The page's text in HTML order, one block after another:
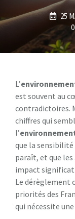
25
L’
est souvent au
contradictoires.
chiffres qui
l’
que la sensibilité
paraît, et que
impact
Le dérèglement
priorités des
qui nécessite